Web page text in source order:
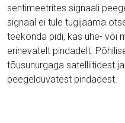
sentimeetrites signaali
signaal ei tule tugijaama
teekonda pidi, kas ühe- või
erinevatelt pindadelt.
tõusunurgaga satelliitidest
peegelduvatest pindadest.